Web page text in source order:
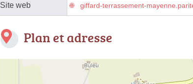
Site web giffard-terrassement-
Plan et adresse